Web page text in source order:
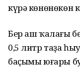
күрә көнөнөкөн
Бер аш ҡалағы
0,5 литр таҙа
баҫымы юғары